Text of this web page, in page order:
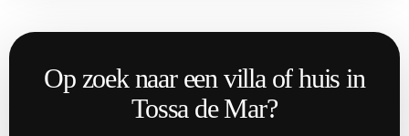
Op zoek naar een villa of huis in
Tossa de Mar?